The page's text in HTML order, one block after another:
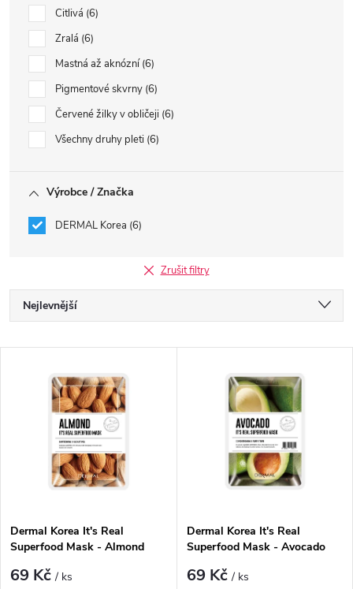
Citlivá 6
Zralá 6
Mastná až aknózní 6
Pigmentové skvrny 6
Červené žilky v obličeji 6
Všechny druhy pleti 6
Výrobce / Značka
DERMAL Korea 6
Zrušit filtry
Ř
a
p
Nejlevnější
Abecedně
s
p
Dermal Korea It's Real
Superfood Mask - Almond
69 Kč/ ks
Dermal Korea It's Real
Superfood Mask - Avocado
69 Kč/ ks